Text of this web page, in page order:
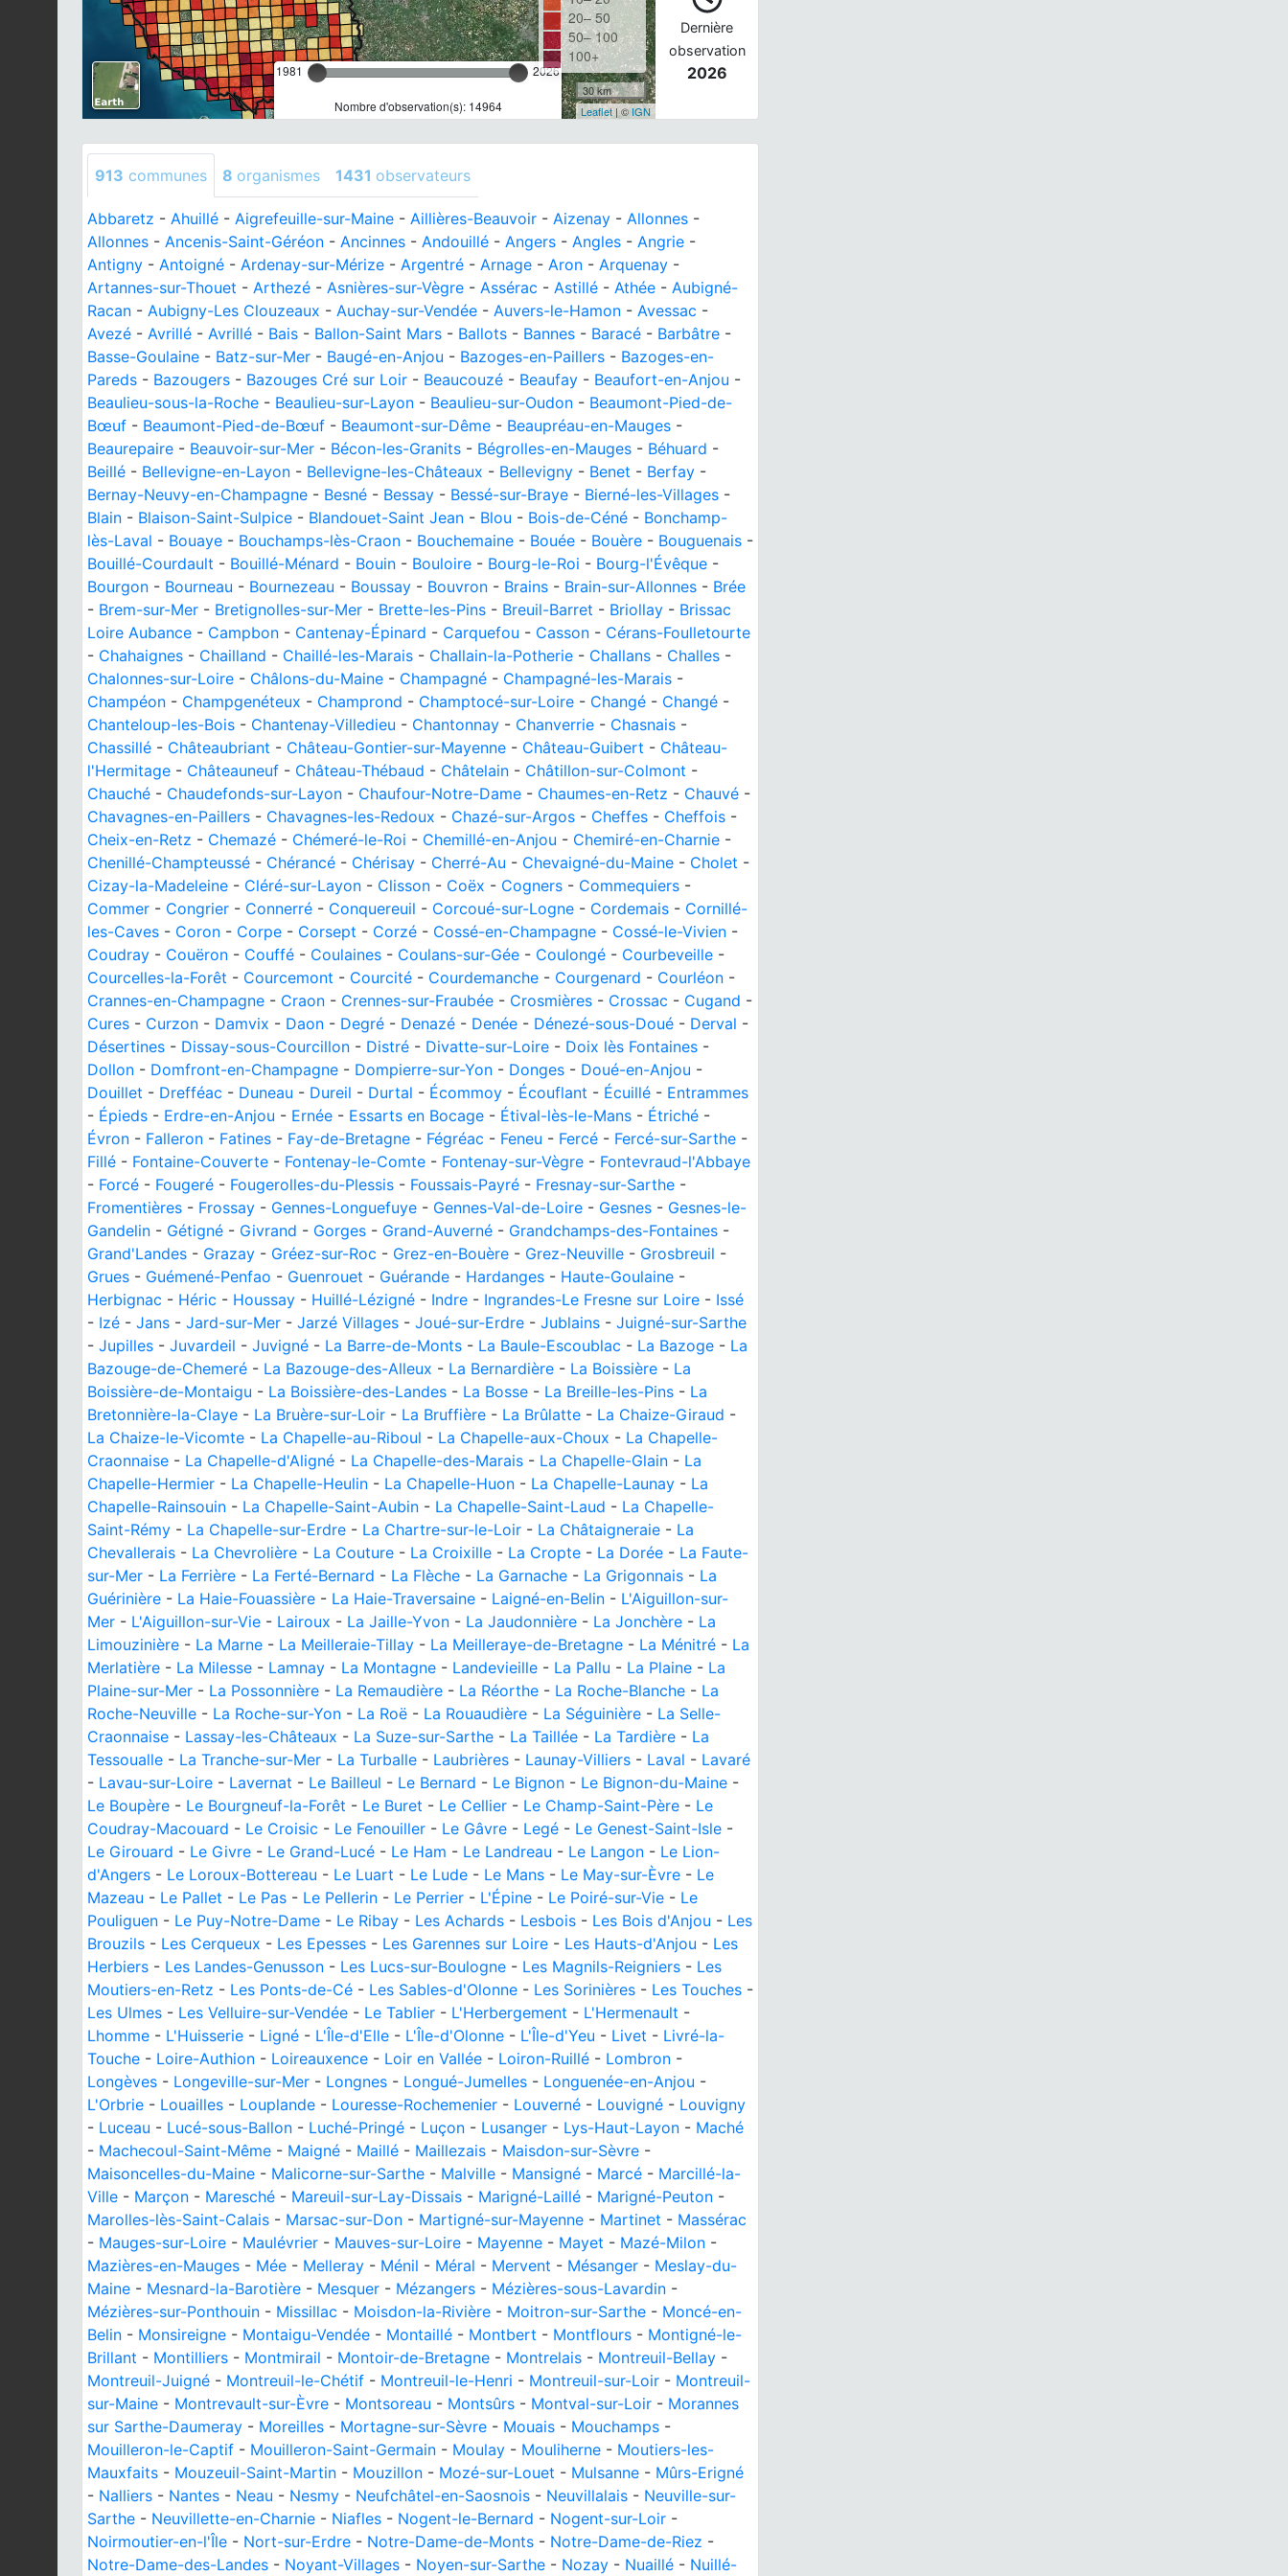
1981 2026
Nombre d'observation(s): 14964
20– 50
50– 100
100+
30 km
Leaflet| © IGN
Dernière
observation
2026
913 communes 8 organismes 1431 observateurs
Abbaretz - Ahuillé - Aigrefeuille-sur-Maine - Aillières-Beauvoir - Aizenay - Allonnes -
Allonnes - Ancenis-Saint-Géréon - Ancinnes - Andouillé - Angers - Angles - Angrie -
Antigny - Antoigné - Ardenay-sur-Mérize - Argentré - Arnage - Aron - Arquenay -
Artannes-sur-Thouet - Arthezé - Asnières-sur-Vègre - Assérac - Astillé - Athée - Aubigné-
Racan - Aubigny-Les Clouzeaux - Auchay-sur-Vendée - Auvers-le-Hamon - Avessac -
Avezé - Avrillé - Avrillé - Bais - Ballon-Saint Mars - Ballots - Bannes - Baracé - Barbâtre -
Basse-Goulaine - Batz-sur-Mer - Baugé-en-Anjou - Bazoges-en-Paillers - Bazoges-en-
Pareds - Bazougers - Bazouges Cré sur Loir - Beaucouzé - Beaufay - Beaufort-en-Anjou -
Beaulieu-sous-la-Roche - Beaulieu-sur-Layon - Beaulieu-sur-Oudon - Beaumont-Pied-de-
Bœuf - Beaumont-Pied-de-Bœuf - Beaumont-sur-Dême - Beaupréau-en-Mauges -
Beaurepaire - Beauvoir-sur-Mer - Bécon-les-Granits - Bégrolles-en-Mauges - Béhuard -
Beillé - Bellevigne-en-Layon - Bellevigne-les-Châteaux - Bellevigny - Benet - Berfay -
Bernay-Neuvy-en-Champagne - Besné - Bessay - Bessé-sur-Braye - Bierné-les-Villages -
Blain - Blaison-Saint-Sulpice - Blandouet-Saint Jean - Blou - Bois-de-Céné - Bonchamp-
lès-Laval - Bouaye - Bouchamps-lès-Craon - Bouchemaine - Bouée - Bouère - Bouguenais -
Bouillé-Courdault - Bouillé-Ménard - Bouin - Bouloire - Bourg-le-Roi - Bourg-l'Évêque -
Bourgon - Bourneau - Bournezeau - Boussay - Bouvron - Brains - Brain-sur-Allonnes - Brée
- Brem-sur-Mer - Bretignolles-sur-Mer - Brette-les-Pins - Breuil-Barret - Briollay - Brissac
Loire Aubance - Campbon - Cantenay-Épinard - Carquefou - Casson - Cérans-Foulletourte
- Chahaignes - Chailland - Chaillé-les-Marais - Challain-la-Potherie - Challans - Challes -
Chalonnes-sur-Loire - Châlons-du-Maine - Champagné - Champagné-les-Marais -
Champéon - Champgenéteux - Champrond - Champtocé-sur-Loire - Changé - Changé -
Chanteloup-les-Bois - Chantenay-Villedieu - Chantonnay - Chanverrie - Chasnais -
Chassillé - Châteaubriant - Château-Gontier-sur-Mayenne - Château-Guibert - Château-
l'Hermitage - Châteauneuf - Château-Thébaud - Châtelain - Châtillon-sur-Colmont -
Chauché - Chaudefonds-sur-Layon - Chaufour-Notre-Dame - Chaumes-en-Retz - Chauvé -
Chavagnes-en-Paillers - Chavagnes-les-Redoux - Chazé-sur-Argos - Cheffes - Cheffois -
Cheix-en-Retz - Chemazé - Chémeré-le-Roi - Chemillé-en-Anjou - Chemiré-en-Charnie -
Chenillé-Champteussé - Chérancé - Chérisay - Cherré-Au - Chevaigné-du-Maine - Cholet -
Cizay-la-Madeleine - Cléré-sur-Layon - Clisson - Coëx - Cogners - Commequiers -
Commer - Congrier - Connerré - Conquereuil - Corcoué-sur-Logne - Cordemais - Cornillé-
les-Caves - Coron - Corpe - Corsept - Corzé - Cossé-en-Champagne - Cossé-le-Vivien -
Coudray - Couëron - Couffé - Coulaines - Coulans-sur-Gée - Coulongé - Courbeveille -
Courcelles-la-Forêt - Courcemont - Courcité - Courdemanche - Courgenard - Courléon -
Crannes-en-Champagne - Craon - Crennes-sur-Fraubée - Crosmières - Crossac - Cugand -
Cures - Curzon - Damvix - Daon - Degré - Denazé - Denée - Dénezé-sous-Doué - Derval -
Désertines - Dissay-sous-Courcillon - Distré - Divatte-sur-Loire - Doix lès Fontaines -
Dollon - Domfront-en-Champagne - Dompierre-sur-Yon - Donges - Doué-en-Anjou -
Douillet - Drefféac - Duneau - Dureil - Durtal - Écommoy - Écouflant - Écuillé - Entrammes
- Épieds - Erdre-en-Anjou - Ernée - Essarts en Bocage - Étival-lès-le-Mans - Étriché -
Évron - Falleron - Fatines - Fay-de-Bretagne - Fégréac - Feneu - Fercé - Fercé-sur-Sarthe -
Fillé - Fontaine-Couverte - Fontenay-le-Comte - Fontenay-sur-Vègre - Fontevraud-l'Abbaye
- Forcé - Fougeré - Fougerolles-du-Plessis - Foussais-Payré - Fresnay-sur-Sarthe -
Fromentières - Frossay - Gennes-Longuefuye - Gennes-Val-de-Loire - Gesnes - Gesnes-le-
Gandelin - Gétigné - Givrand - Gorges - Grand-Auverné - Grandchamps-des-Fontaines -
Grand'Landes - Grazay - Gréez-sur-Roc - Grez-en-Bouère - Grez-Neuville - Grosbreuil -
Grues - Guémené-Penfao - Guenrouet - Guérande - Hardanges - Haute-Goulaine -
Herbignac - Héric - Houssay - Huillé-Lézigné - Indre - Ingrandes-Le Fresne sur Loire - Issé
- Izé - Jans - Jard-sur-Mer - Jarzé Villages - Joué-sur-Erdre - Jublains - Juigné-sur-Sarthe
- Jupilles - Juvardeil - Juvigné - La Barre-de-Monts - La Baule-Escoublac - La Bazoge - La
Bazouge-de-Chemeré - La Bazouge-des-Alleux - La Bernardière - La Boissière - La
Boissière-de-Montaigu - La Boissière-des-Landes - La Bosse - La Breille-les-Pins - La
Bretonnière-la-Claye - La Bruère-sur-Loir - La Bruffière - La Brûlatte - La Chaize-Giraud -
La Chaize-le-Vicomte - La Chapelle-au-Riboul - La Chapelle-aux-Choux - La Chapelle-
Craonnaise - La Chapelle-d'Aligné - La Chapelle-des-Marais - La Chapelle-Glain - La
Chapelle-Hermier - La Chapelle-Heulin - La Chapelle-Huon - La Chapelle-Launay - La
Chapelle-Rainsouin - La Chapelle-Saint-Aubin - La Chapelle-Saint-Laud - La Chapelle-
Saint-Rémy - La Chapelle-sur-Erdre - La Chartre-sur-le-Loir - La Châtaigneraie - La
Chevallerais - La Chevrolière - La Couture - La Croixille - La Cropte - La Dorée - La Faute-
sur-Mer - La Ferrière - La Ferté-Bernard - La Flèche - La Garnache - La Grigonnais - La
Guérinière - La Haie-Fouassière - La Haie-Traversaine - Laigné-en-Belin - L'Aiguillon-sur-
Mer - L'Aiguillon-sur-Vie - Lairoux - La Jaille-Yvon - La Jaudonnière - La Jonchère - La
Limouzinière - La Marne - La Meilleraie-Tillay - La Meilleraye-de-Bretagne - La Ménitré - La
Merlatière - La Milesse - Lamnay - La Montagne - Landevieille - La Pallu - La Plaine - La
Plaine-sur-Mer - La Possonnière - La Remaudière - La Réorthe - La Roche-Blanche - La
Roche-Neuville - La Roche-sur-Yon - La Roë - La Rouaudière - La Séguinière - La Selle-
Craonnaise - Lassay-les-Châteaux - La Suze-sur-Sarthe - La Taillée - La Tardière - La
Tessoualle - La Tranche-sur-Mer - La Turballe - Laubrières - Launay-Villiers - Laval - Lavaré
- Lavau-sur-Loire - Lavernat - Le Bailleul - Le Bernard - Le Bignon - Le Bignon-du-Maine -
Le Boupère - Le Bourgneuf-la-Forêt - Le Buret - Le Cellier - Le Champ-Saint-Père - Le
Coudray-Macouard - Le Croisic - Le Fenouiller - Le Gâvre - Legé - Le Genest-Saint-Isle -
Le Girouard - Le Givre - Le Grand-Lucé - Le Ham - Le Landreau - Le Langon - Le Lion-
d'Angers - Le Loroux-Bottereau - Le Luart - Le Lude - Le Mans - Le May-sur-Èvre - Le
Mazeau - Le Pallet - Le Pas - Le Pellerin - Le Perrier - L'Épine - Le Poiré-sur-Vie - Le
Pouliguen - Le Puy-Notre-Dame - Le Ribay - Les Achards - Lesbois - Les Bois d'Anjou - Les
Brouzils - Les Cerqueux - Les Epesses - Les Garennes sur Loire - Les Hauts-d'Anjou - Les
Herbiers - Les Landes-Genusson - Les Lucs-sur-Boulogne - Les Magnils-Reigniers - Les
Moutiers-en-Retz - Les Ponts-de-Cé - Les Sables-d'Olonne - Les Sorinières - Les Touches -
Les Ulmes - Les Velluire-sur-Vendée - Le Tablier - L'Herbergement - L'Hermenault -
Lhomme - L'Huisserie - Ligné - L'Île-d'Elle - L'Île-d'Olonne - L'Île-d'Yeu - Livet - Livré-la-
Touche - Loire-Authion - Loireauxence - Loir en Vallée - Loiron-Ruillé - Lombron -
Longèves - Longeville-sur-Mer - Longnes - Longué-Jumelles - Longuenée-en-Anjou -
L'Orbrie - Louailles - Louplande - Louresse-Rochemenier - Louverné - Louvigné - Louvigny
- Luceau - Lucé-sous-Ballon - Luché-Pringé - Luçon - Lusanger - Lys-Haut-Layon - Maché
- Machecoul-Saint-Même - Maigné - Maillé - Maillezais - Maisdon-sur-Sèvre -
Maisoncelles-du-Maine - Malicorne-sur-Sarthe - Malville - Mansigné - Marcé - Marcillé-la-
Ville - Marçon - Maresché - Mareuil-sur-Lay-Dissais - Marigné-Laillé - Marigné-Peuton -
Marolles-lès-Saint-Calais - Marsac-sur-Don - Martigné-sur-Mayenne - Martinet - Massérac
- Mauges-sur-Loire - Maulévrier - Mauves-sur-Loire - Mayenne - Mayet - Mazé-Milon -
Mazières-en-Mauges - Mée - Melleray - Ménil - Méral - Mervent - Mésanger - Meslay-du-
Maine - Mesnard-la-Barotière - Mesquer - Mézangers - Mézières-sous-Lavardin -
Mézières-sur-Ponthouin - Missillac - Moisdon-la-Rivière - Moitron-sur-Sarthe - Moncé-en-
Belin - Monsireigne - Montaigu-Vendée - Montaillé - Montbert - Montflours - Montigné-le-
Brillant - Montilliers - Montmirail - Montoir-de-Bretagne - Montrelais - Montreuil-Bellay -
Montreuil-Juigné - Montreuil-le-Chétif - Montreuil-le-Henri - Montreuil-sur-Loir - Montreuil-
sur-Maine - Montrevault-sur-Èvre - Montsoreau - Montsûrs - Montval-sur-Loir - Morannes
sur Sarthe-Daumeray - Moreilles - Mortagne-sur-Sèvre - Mouais - Mouchamps -
Mouilleron-le-Captif - Mouilleron-Saint-Germain - Moulay - Mouliherne - Moutiers-les-
Mauxfaits - Mouzeuil-Saint-Martin - Mouzillon - Mozé-sur-Louet - Mulsanne - Mûrs-Erigné
- Nalliers - Nantes - Neau - Nesmy - Neufchâtel-en-Saosnois - Neuvillalais - Neuville-sur-
Sarthe - Neuvillette-en-Charnie - Niafles - Nogent-le-Bernard - Nogent-sur-Loir -
Noirmoutier-en-l'Île - Nort-sur-Erdre - Notre-Dame-de-Monts - Notre-Dame-de-Riez -
Notre-Dame-des-Landes - Noyant-Villages - Noyen-sur-Sarthe - Nozay - Nuaillé - Nuillé-